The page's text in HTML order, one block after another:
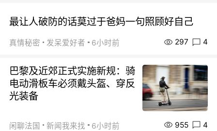
最让人破防的话莫过于爸妈一句照顾好自己
真情秘密 发呆爱好者 6小时前 297 4
巴黎及近郊正式实施新规：骑
电动滑板车必须戴头盔、穿反
光装备
闲聊法国 新闻我来找 6小时前 955 4